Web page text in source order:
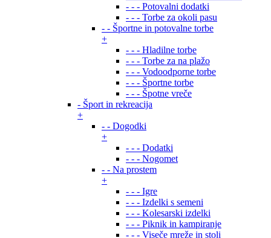
- - - Potovalni dodatki
- - - Torbe za okoli pasu
- - Športne in potovalne torbe
+
- - - Hladilne torbe
- - - Torbe za na plažo
- - - Vodoodporne torbe
- - - Športne torbe
- - - Špotne vreče
- Šport in rekreacija
+
- - Dogodki
+
- - - Dodatki
- - - Nogomet
- - Na prostem
+
- - - Igre
- - - Izdelki s semeni
- - - Kolesarski izdelki
- - - Piknik in kampiranje
- - - Viseče mreže in stoli